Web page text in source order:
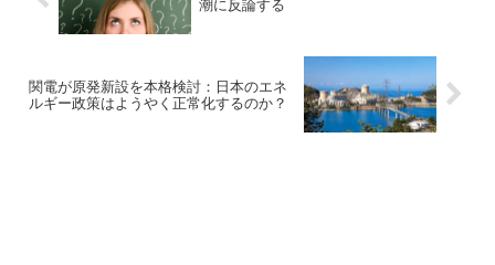
潮に反論する
関電が原発新設を本格検討：日本のエネ
ルギー政策はようやく正常化するのか？